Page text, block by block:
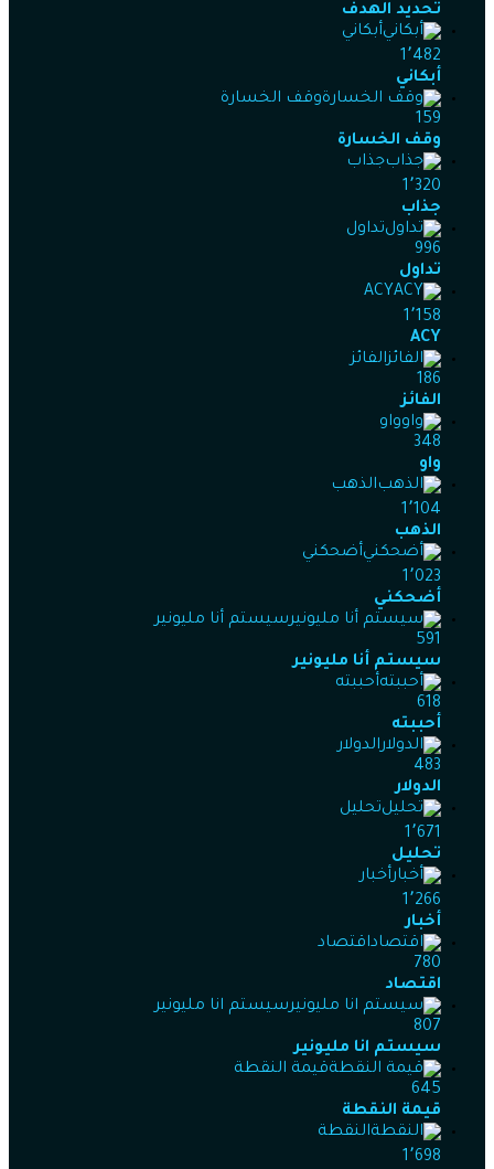
تحديد الهدف
أبكاني
1٬482
أبكاني
وقف الخسارة
159
وقف الخسارة
جذاب
1٬320
جذاب
تداول
996
تداول
ACY
1٬158
ACY
الفائز
186
الفائز
واو
348
واو
الذهب
1٬104
الذهب
أضحكني
1٬023
أضحكني
سيستم أنا مليونير
591
سيستم أنا مليونير
أحببته
618
أحببته
الدولار
483
الدولار
تحليل
1٬671
تحليل
أخبار
1٬266
أخبار
اقتصاد
780
اقتصاد
سيستم انا مليونير
807
سيستم انا مليونير
قيمة النقطة
645
قيمة النقطة
النقطة
1٬698